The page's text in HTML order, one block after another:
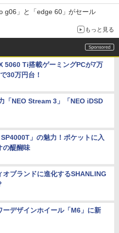
g06」と「edge 60」がセール
もっと見る
5060 Ti搭載ゲーミングPCが7万
30万円台！
「NEO Stream 3」「NEO iDSD
」の魅力！ポケットに入
の醍醐味
オブランドに進化するSHANLING
ーデザインホイール「M6」に新